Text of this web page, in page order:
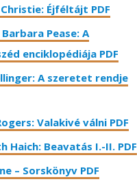
Éjféltájt PDF
Pease: A
enciklopédiája PDF
A ​szeretet rendje
Valakivé válni PDF
Haich: Beavatás I.-II. PDF
– Sorskönyv PDF